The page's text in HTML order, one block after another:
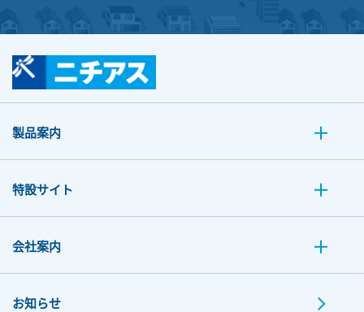
製品案内
特設サイト
会社案内
お知らせ